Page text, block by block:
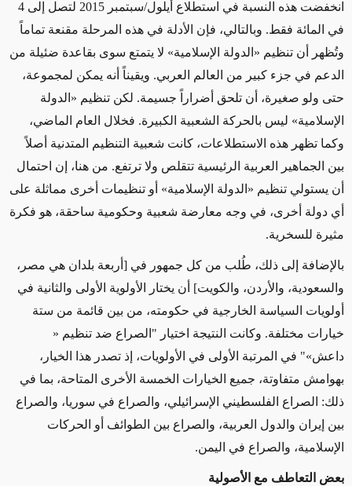
انخفضت هذه النسبة في استطلاع أيلول/سبتمبر 2015 لتصل إلى 4
في المائة فقط. وبالتالي، فإن الأدلة في هذه المرحلة مقنعة تماماً
وتُظهر أن تنظيم «الدولة الإسلامية» لا يتمتع سوى بقاعدة ضئيلة من
الدعم في جزء كبير من العالم العربي. ويقيناً أنه يمكن لمجموعة،
حتى ولو صغيرة، أن تلحق أضراراً جسيمة. لكن تنظيم «الدولة
الإسلامية» ليس بالحركة الشعبية الكبيرة. فخلال العام الماضي،
وكما تظهر هذه الاستطلاعات، كانت شعبية التنظيم المتدنية أصلاً
بين الجماهير العربية الرئيسية تتقلص ولا ترتفع. من هنا، إن احتمال
أن يستولي تنظيم «الدولة الإسلامية» أو تنظيمات أخرى مماثلة على
أي دولة أخرى، في وجه معارضة شعبية وحكومية ساحقة، هو فكرة
مثيرة للسخرية.
بالإضافة إلى ذلك، طُلب من كل جمهور في [أربعة بلدان هي مصر،
والسعودية، والأردن، والكويت] أن يختار الأولوية الأولى والثانية في
أولويات السياسة الخارجية في حكومته، من بين قائمة من ستة
خيارات مختلفة. وكانت النتيجة اختيار "الصراع ضد تنظيم «
داعش»" في المرتبة الأولى في الأولويات، إذ تصدر هذا الخيار،
بهوامش متفاوتة، جميع الخيارات الخمسة الأخرى المتاحة، بما في
ذلك: الصراع الفلسطيني الإسرائيلي، والصراع في سوريا، والصراع
بين إيران والدول العربية، والصراع بين الطوائف أو الحركات
الإسلامية، والصراع في اليمن.
بعض التعاطف مع الأصولية